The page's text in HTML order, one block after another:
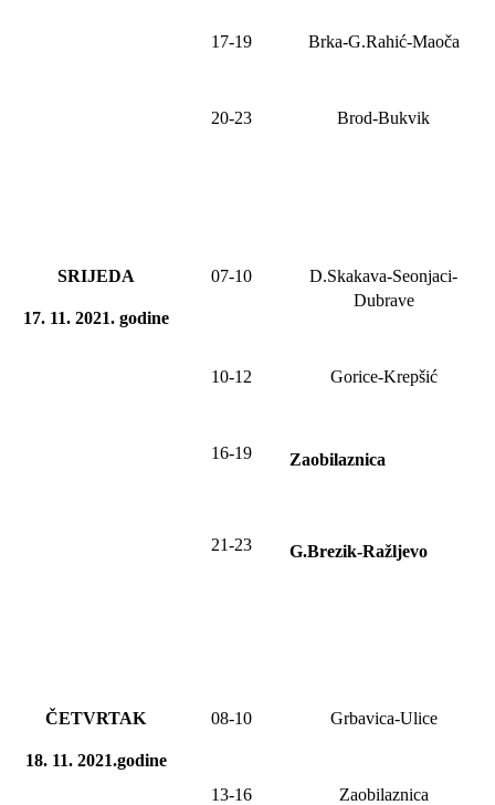
17-19 Brka-G.Rahić-Maoča
20-23 Brod-Bukvik
SRIJEDA
17. 11. 2021.godine
07-10
D.Skakava-Seonjaci-
Dubrave
10-12 Gorice-Krepšić
16-19 Zaobilaznica
21-23 G.Brezik-Ražljevo
ČETVRTAK
18. 11. 2021.godine
08-10 Grbavica-Ulice
13-16 Zaobilaznica